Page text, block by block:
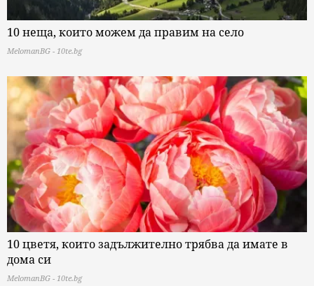
10 неща, които можем да правим на село
MelomanBG - 10te.bg
10 цветя, които задължително трябва да имате в
дома си
MelomanBG - 10te.bg